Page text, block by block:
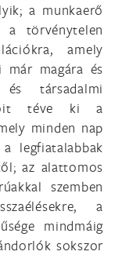
a munkaerő
a törvénytelen
amely
magára és
társadalmi
téve ki a
minden nap
legfiatalabbak
az alattomos
szemben
a
mindmáig
sokszor